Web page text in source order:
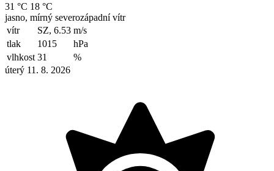
31 °C 18 °C
jasno, mírný severozápadní vítr
vítr
SZ, 6.53 m/s
tlak
1015
hPa
vlhkost 31
%
úterý 11. 8. 2026